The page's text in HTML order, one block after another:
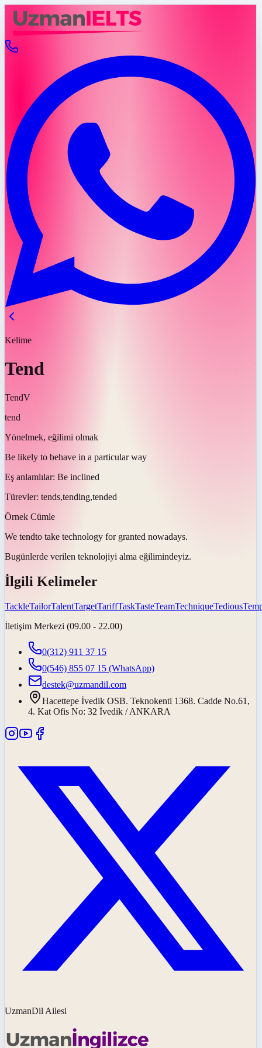
Kelime
Tend
TendV
tend
Yönelmek, eğilimi olmak
Be likely to behave in a particular way
Eş anlamlılar: Be inclined
Türevler: tends,tending,tended
Örnek Cümle
We tendto take technology for granted nowadays.
Bugünlerde verilen teknolojiyi alma eğilimindeyiz.
İlgili Kelimeler
TackleTailorTalentTargetTariffTaskTasteTeamTechniqueTedious
İletişim Merkezi (09.00 - 22.00)
0(312) 911 37 15
0(546) 855 07 15 (WhatsApp)
destek@uzmandil.com
Hacettepe İvedik OSB. Teknokenti 1368. Cadde No.61,
4. Kat Ofis No: 32 İvedik / ANKARA
UzmanDil Ailesi